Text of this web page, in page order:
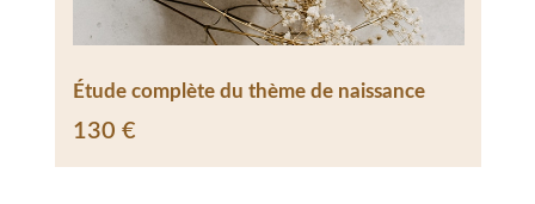
Étude complète du thème de naissance
130 €